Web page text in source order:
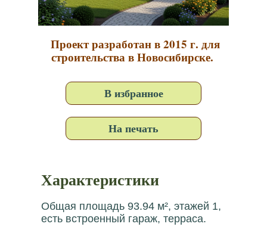
Проект разработан в 2015 г. для
строительства в Новосибирске.
В избранное
На печать
Характеристики
Общая площадь 93.94 м², этажей 1,
есть встроенный гараж, терраса.